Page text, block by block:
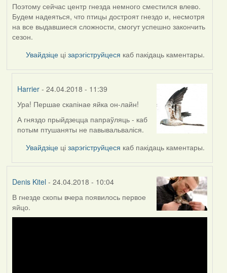
Поэтому сейчас центр гнезда немного сместился влево.
Будем надеяться, что птицы достроят гнездо и, несмотря
на все выдавшиеся сложности, смогут успешно закончить
сезон.
Увайдзіце цізарэгіструйцеся каб пакідаць каментары.
Harrier - 24.04.2018 - 11:39
In
reply
to
Denis
Kitel
Ура! Першае скапінае яйка он-лайн!
А гняздо прыйдзецца папраўляць - каб
потым птушаняты не павывальваліся.
Увайдзіце цізарэгіструйцеся каб пакідаць каментары.
Denis Kitel - 24.04.2018 - 10:04
В гнезде скопы вчера появилось первое
яйцо.